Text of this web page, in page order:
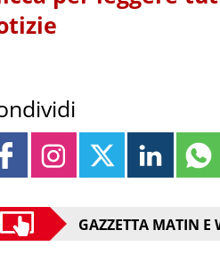
GAZZETTA MATIN E